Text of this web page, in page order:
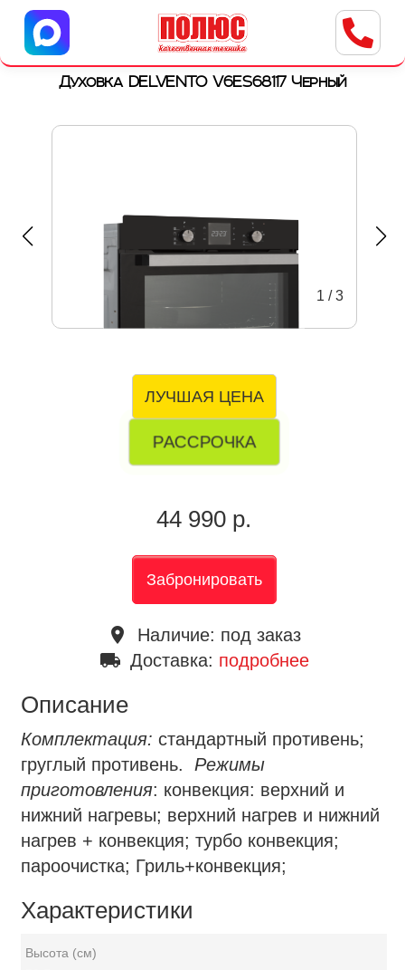
Центр бытовой техники
г. Ульяновск, ул. Пушкарева, 8a
Духовка DELVENTO V6ES68117 Черный
1 /3
ЛУЧШАЯ ЦЕНА
РАССРОЧКА
44 990 р.
Забронировать
place Наличие: под заказ
local_shipping Доставка: подробнее
Описание
Комплектация: стандартный противень;
груглый противень. Режимы
приготовления: конвекция: верхний и
нижний нагревы; верхний нагрев и нижний
нагрев + конвекция; турбо конвекция;
пароочистка; Гриль+конвекция;
Характеристики
Высота (см)